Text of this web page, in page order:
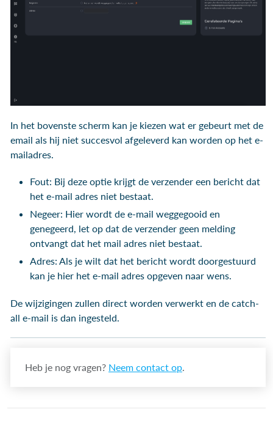
In het bovenste scherm kan je kiezen wat er gebeurt met de
email als hij niet succesvol afgeleverd kan worden op het e-
mailadres.
Fout: Bij deze optie krijgt de verzender een bericht dat
het e-mail adres niet bestaat.
Negeer: Hier wordt de e-mail weggegooid en
genegeerd, let op dat de verzender geen melding
ontvangt dat het mail adres niet bestaat.
Adres: Als je wilt dat het bericht wordt doorgestuurd
kan je hier het e-mail adres opgeven naar wens.
De wijzigingen zullen direct worden verwerkt en de catch-
all e-mail is dan ingesteld.
Heb je nog vragen? Neem contact op.